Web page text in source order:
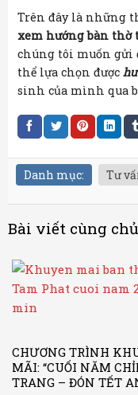
Trên đây là những
xem hướng bàn thờ
chúng tôi muốn gửi
thể lựa chọn được
sinh của mình qua
Danh mục: Tư
Bài viết cùng
CHƯƠNG TRÌNH
MÃI: “CUỐI NĂM
TRANG – ĐÓN TẾT